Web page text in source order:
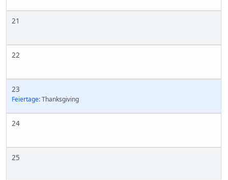
21
22
23
Feiertage:Thanksgiving
24
25